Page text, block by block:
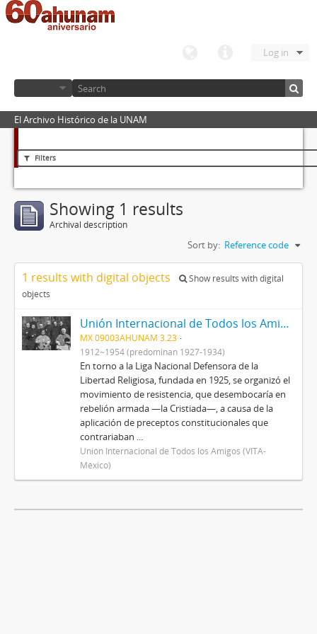
Log in
El Archivo Histórico de la UNAM
Filters
Showing 1 results
Archival description
Sort by: Reference code
1 results with digital objects
Show results with digital
objects
Unión Internacional de Todos los Amigos (VITA-México)
MX 09003AHUNAM 3.23
1912~1954 (predominan 1927-1934)
En torno a la Liga Nacional Defensora de la
Libertad Religiosa, fundada en 1925, se organizó el
movimiento de resistencia, que desembocaría en
rebelión armada —la Cristiada—, a causa de la
aplicación de preceptos constitucionales que
contrariaban ...
Unión Internacional de Todos los Amigos (VITA-
México)